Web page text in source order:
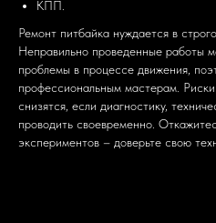
КПП.
Ремонт питбайка нуждается в
Неправильно проведенные работы
проблемы в процессе движения,
профессиональным мастерам.
снизятся, если диагностику,
проводить своевременно.
экспериментов – доверьте свою